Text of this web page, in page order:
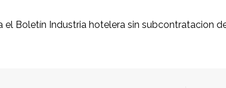
el Boletín Industria hotelera sin subcontratacion